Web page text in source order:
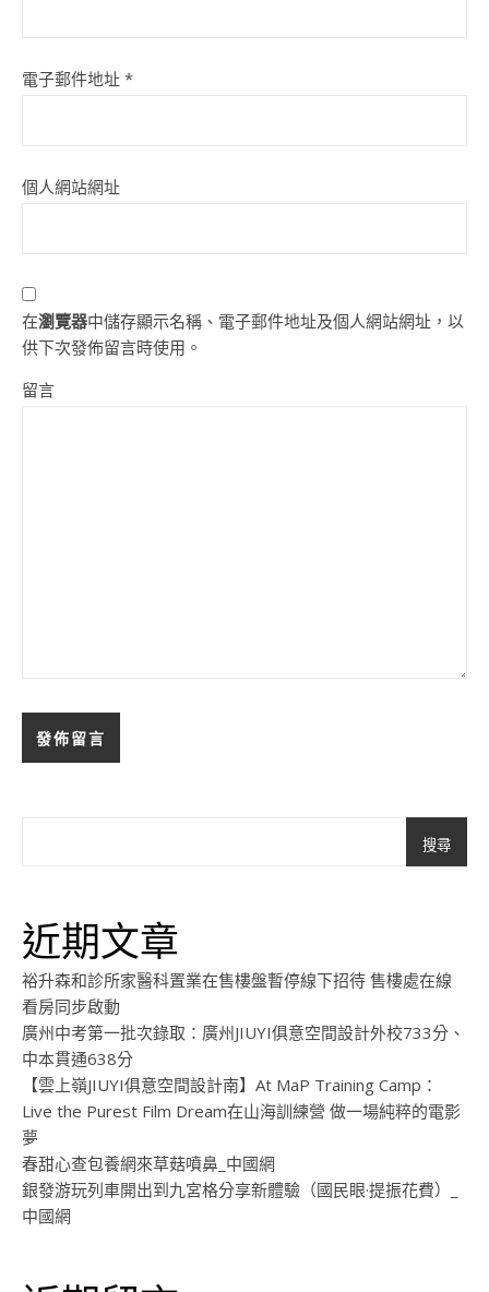
電子郵件地址 *
個人網站網址
在瀏覽器中儲存顯示名稱、電子郵件地址及個人網站網址，以
供下次發佈留言時使用。
留言
搜尋
近期文章
裕升森和診所家醫科置業在售樓盤暫停線下招待 售樓處在線
看房同步啟動
廣州中考第一批次錄取：廣州JIUYI俱意空間設計外校733分、
中本貫通638分
【雲上嶺JIUYI俱意空間設計南】At MaP Training Camp：
Live the Purest Film Dream在山海訓練營 做一場純粹的電影
夢
春甜心查包養網來草菇噴鼻_中國網
銀發游玩列車開出到九宮格分享新體驗（國民眼·提振花費）_
中國網